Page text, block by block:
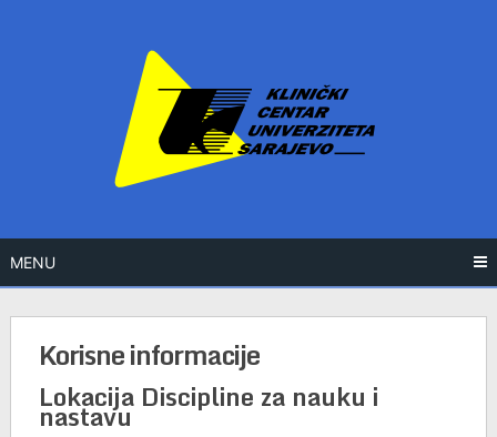
MENU
Korisne informacije
Lokacija Discipline za nauku i
nastavu